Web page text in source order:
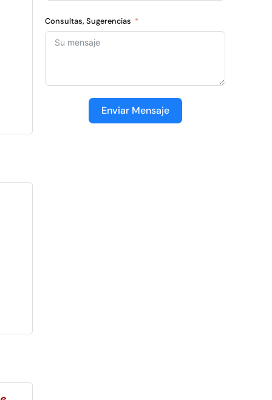
Consultas, Sugerencias
Enviar Mensaje